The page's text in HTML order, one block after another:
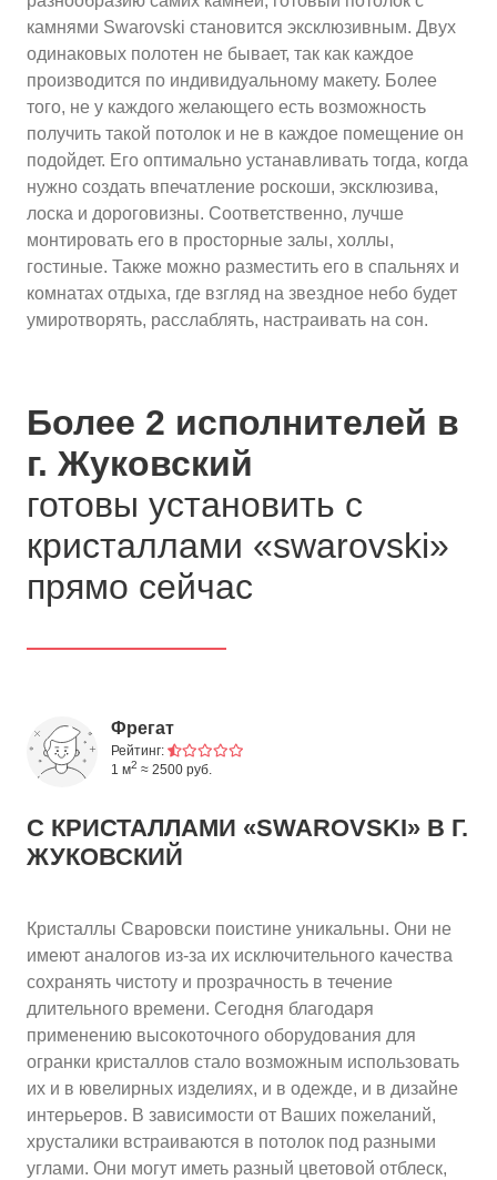
камнями Swarovski становится эксклюзивным. Двух
одинаковых полотен не бывает, так как каждое
производится по индивидуальному макету. Более
того, не у каждого желающего есть возможность
получить такой потолок и не в каждое помещение он
подойдет. Его оптимально устанавливать тогда, когда
нужно создать впечатление роскоши, эксклюзива,
лоска и дороговизны. Соответственно, лучше
монтировать его в просторные залы, холлы,
гостиные. Также можно разместить его в спальнях и
комнатах отдыха, где взгляд на звездное небо будет
умиротворять, расслаблять, настраивать на сон.
Более 2 исполнителей в
г. Жуковский
готовы установить с
кристаллами «swarovski»
прямо сейчас
Фрегат
Рейтинг:
1 м2 ≈ 2500 руб.
С КРИСТАЛЛАМИ «SWAROVSKI» В Г.
ЖУКОВСКИЙ
Кристаллы Сваровски поистине уникальны. Они не
имеют аналогов из-за их исключительного качества
сохранять чистоту и прозрачность в течение
длительного времени. Сегодня благодаря
применению высокоточного оборудования для
огранки кристаллов стало возможным использовать
их и в ювелирных изделиях, и в одежде, и в дизайне
интерьеров. В зависимости от Ваших пожеланий,
хрусталики встраиваются в потолок под разными
углами. Они могут иметь разный цветовой отблеск,